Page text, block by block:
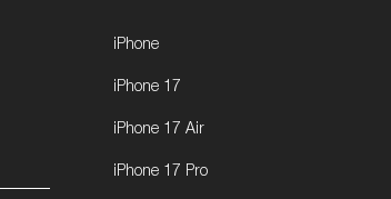
iPhone
iPhone 17
iPhone 17 Air
iPhone 17 Pro